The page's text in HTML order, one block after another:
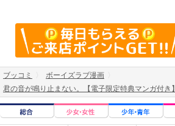
ブッコミ
ボーイズラブ漫画
君の音が鳴り止まない。【電子限定特典マンガ付き】